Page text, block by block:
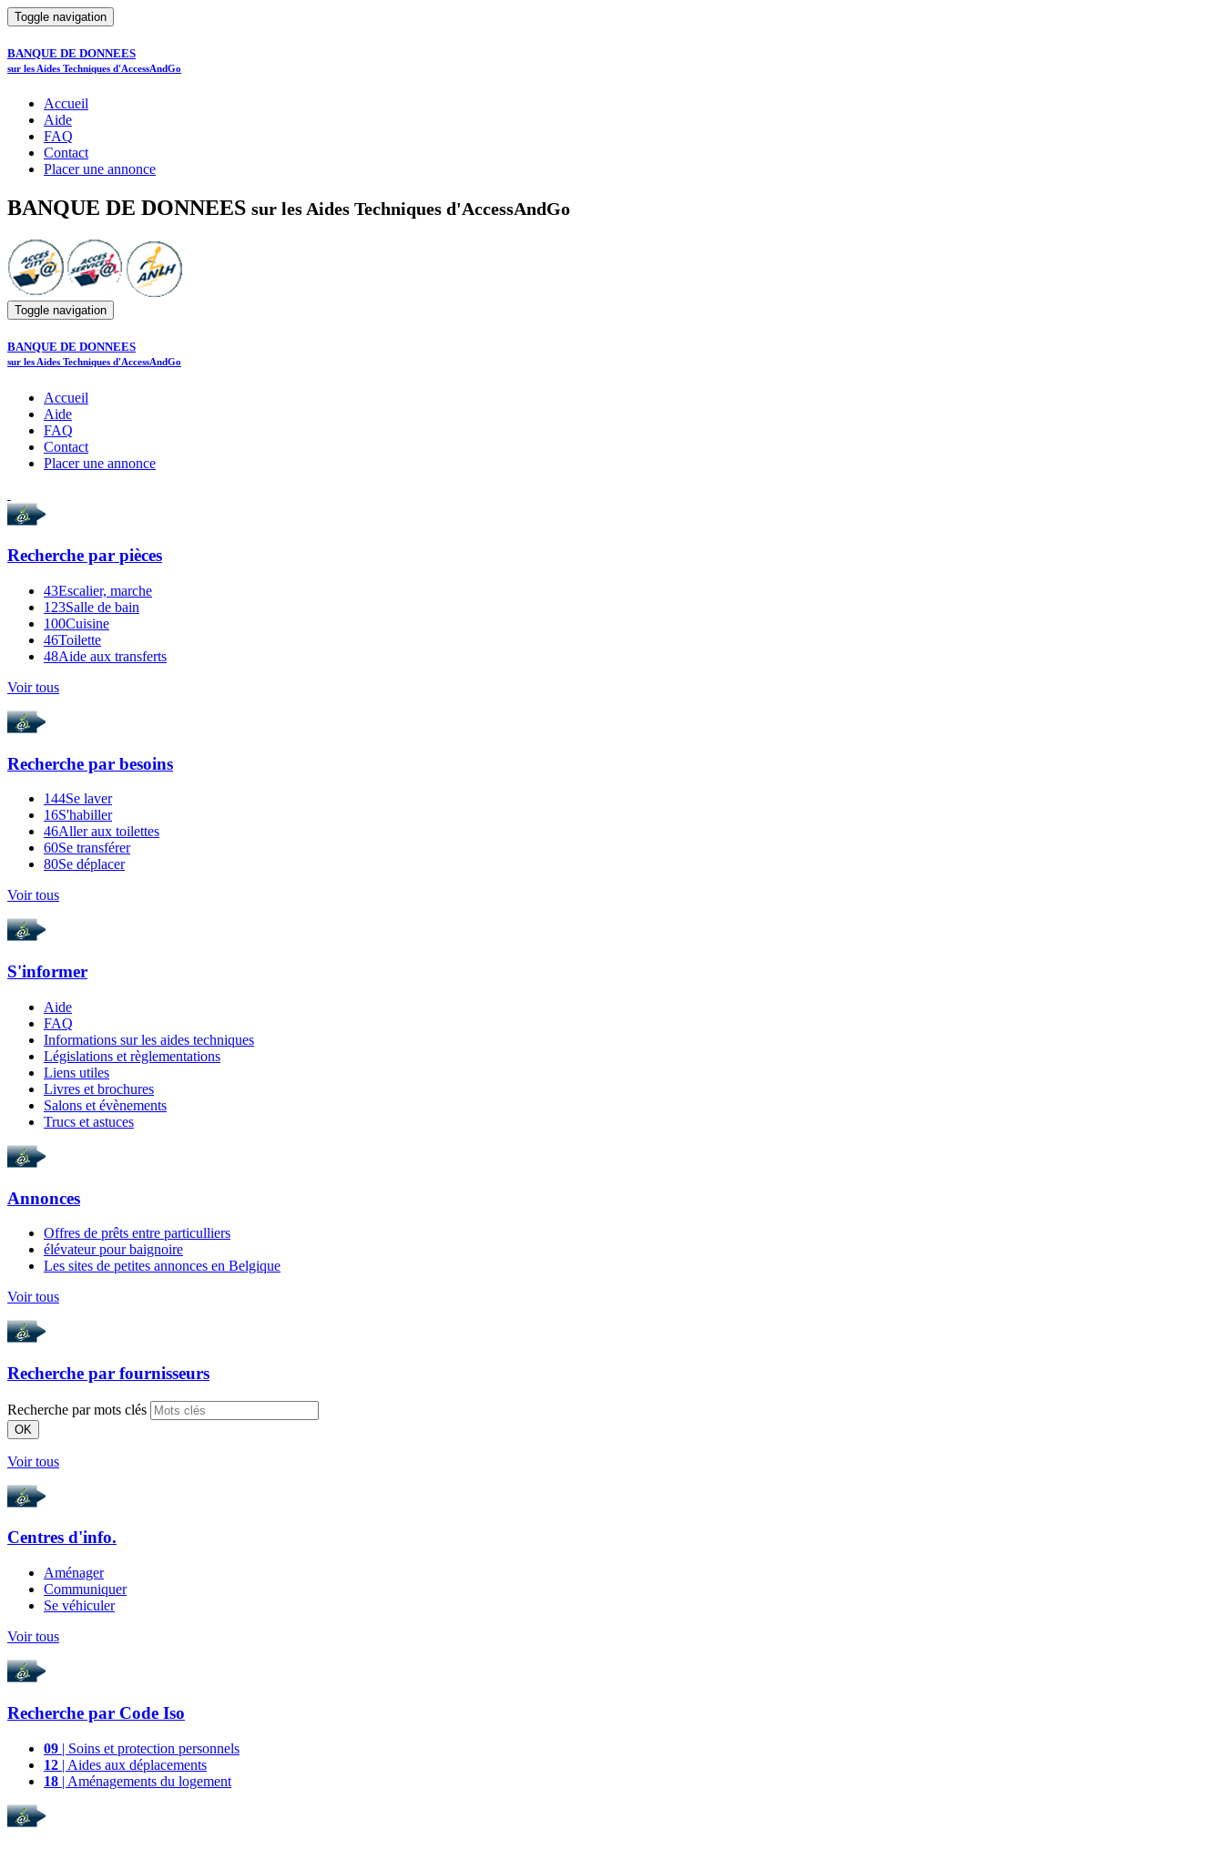
Toggle navigation
BANQUE DE DONNEES
sur les Aides Techniques d'AccessAndGo
Accueil
Aide
FAQ
Contact
Placer une annonce
BANQUE DE DONNEES sur les Aides Techniques d'AccessAndGo
Toggle navigation
BANQUE DE DONNEES
sur les Aides Techniques d'AccessAndGo
Accueil
Aide
FAQ
Contact
Placer une annonce
Recherche par pièces
43Escalier, marche
123Salle de bain
100Cuisine
46Toilette
48Aide aux transferts
Voir tous
Recherche par besoins
144Se laver
16S'habiller
46Aller aux toilettes
60Se transférer
80Se déplacer
Voir tous
S'informer
Aide
FAQ
Informations sur les aides techniques
Législations et règlementations
Liens utiles
Livres et brochures
Salons et évènements
Trucs et astuces
Annonces
Offres de prêts entre particulliers
élévateur pour baignoire
Les sites de petites annonces en Belgique
Voir tous
Recherche par fournisseurs
Recherche par mots clés
OK
Voir tous
Centres d'info.
Aménager
Communiquer
Se véhiculer
Voir tous
Recherche par Code Iso
09 | Soins et protection personnels
12 | Aides aux déplacements
18 | Aménagements du logement